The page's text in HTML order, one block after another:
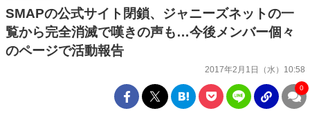
SMAPの公式サイト閉鎖、ジャニーズネットの一
覧から完全消滅で嘆きの声も…今後メンバー個々
のページで活動報告
2017年2月1日（水）10:58
0